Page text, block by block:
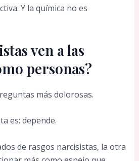
Y la química no es
ven a las
personas?
más dolorosas.
es: depende.
de rasgos narcisistas, la otra